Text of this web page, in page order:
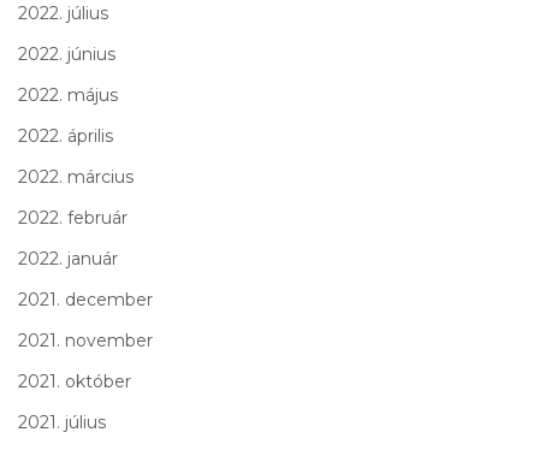
2022. július
2022. június
2022. május
2022. április
2022. március
2022. február
2022. január
2021. december
2021. november
2021. október
2021. július